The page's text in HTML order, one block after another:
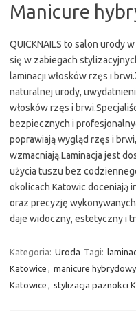
Manicure
QUICKNAILS to salon urody
się w zabiegach
laminacji włosków rzęs i
naturalnej urody,
włosków rzęs i
bezpiecznych i
poprawiają wygląd rzęs i
wzmacniają.Laminacja jest
użycia tuszu bez
okolicach Katowic doceniają
oraz precyzję
daje widoczny, estetyczny i
Kategoria: Uroda Tagi:
Katowice , manicure
Katowice , stylizacja paznokci